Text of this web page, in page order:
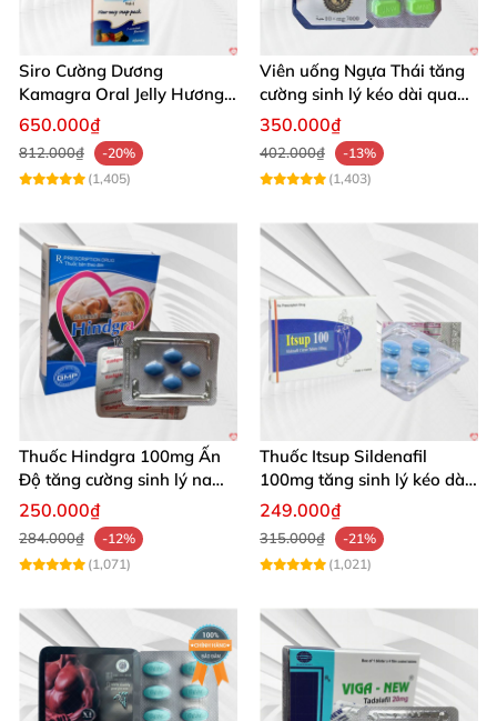
Siro Cường Dương
Kamagra Oral Jelly Hương
Trái Cây Một Hộp 7 Gói
650.000₫
812.000₫
-20%
(1,405)
Viên uống Ngựa Thái tăng
cường sinh lý kéo dài quan
hệ
350.000₫
402.000₫
-13%
(1,403)
Thuốc Hindgra 100mg Ấn
Độ tăng cường sinh lý nam
hindgra-100 chống xts
cương dương
250.000₫
284.000₫
-12%
(1,071)
Thuốc Itsup Sildenafil
100mg tăng sinh lý kéo dài
quan hệ nam giới
249.000₫
315.000₫
-21%
(1,021)